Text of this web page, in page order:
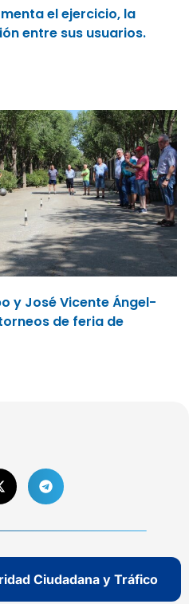
el ejercicio, la
entre sus usuarios.
y José Vicente Ángel-
de feria de
Ciudadana y Tráfico